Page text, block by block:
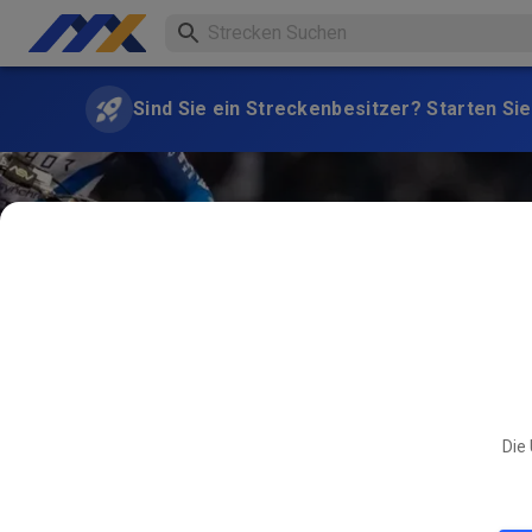
Sind Sie ein Streckenbesitzer? Starten